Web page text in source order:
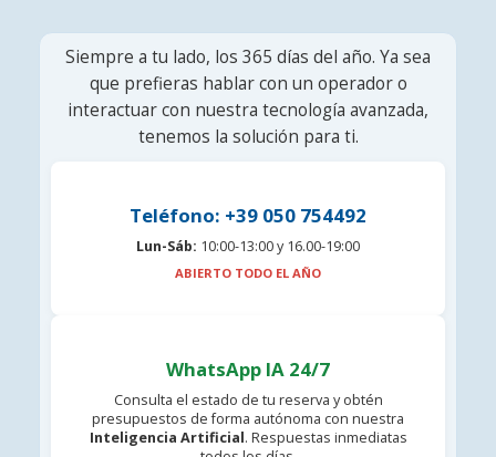
Siempre a tu lado, los 365 días del año. Ya sea
que prefieras hablar con un operador o
interactuar con nuestra tecnología avanzada,
tenemos la solución para ti.
Teléfono: +39 050 754492
Lun-Sáb: 10:00-13:00 y 16.00-19:00
ABIERTO TODO EL AÑO
WhatsApp IA 24/7
Consulta el estado de tu reserva y obtén
presupuestos de forma autónoma con nuestra
Inteligencia Artificial. Respuestas inmediatas